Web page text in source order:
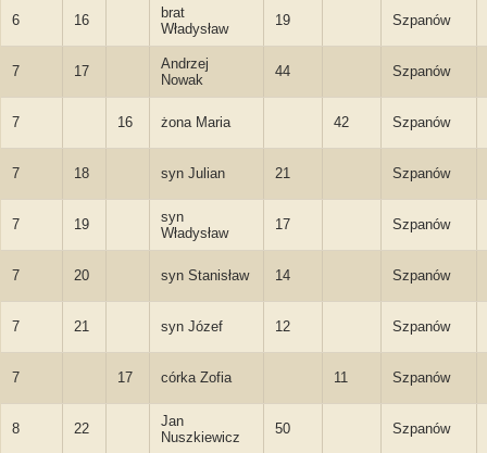
6 16
brat
Władysław
19 Szpanów
7 17
Andrzej
Nowak
44 Szpanów
7 16 żona Maria 42 Szpanów
7 18 syn Julian 21 Szpanów
7 19
syn
Władysław
17 Szpanów
7 20 syn Stanisław 14 Szpanów
7 21 syn Józef 12 Szpanów
7 17 córka Zofia 11 Szpanów
8 22
Jan
Nuszkiewicz
50 Szpanów